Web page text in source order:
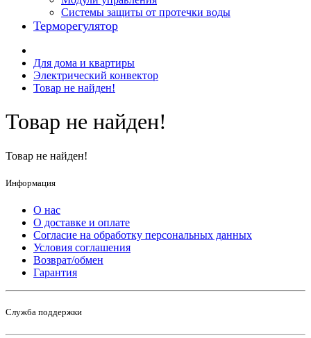
Системы защиты от протечки воды
Терморегулятор
Для дома и квартиры
Электрический конвектор
Товар не найден!
Товар не найден!
Товар не найден!
Информация
О нас
О доставке и оплате
Cогласие на обработку персональных данных
Условия соглашения
Возврат/обмен
Гарантия
Служба поддержки